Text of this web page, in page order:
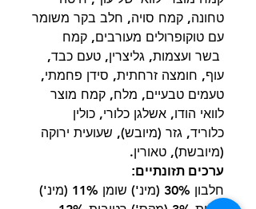
טחונה, קמח סויה, חלב בקר משומר
עם טוקופרולים מעורבים, קמח
בשר ועצמות, גליצרין, טעם כבד,
עוף, חומצה זרחתית, סידן פחמתי,
טעמים טבעיים, מלח, קמח מוצר
לוואי הודו, אשלגן כלורי, כולין
כלוריד, גזר (מיובש), שעועית ירוקה
(מיובשת), טאורין.
ערכים תזונתיים:
חלבון 30% (מינ') שומן 11% (מינ')